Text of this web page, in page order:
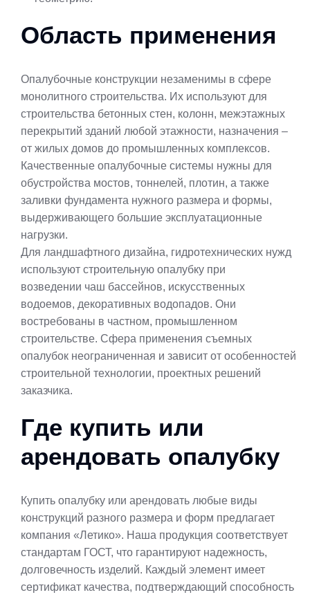
Область применения
Опалубочные конструкции незаменимы в сфере
монолитного строительства. Их используют для
строительства бетонных стен, колонн, межэтажных
перекрытий зданий любой этажности, назначения –
от жилых домов до промышленных комплексов.
Качественные опалубочные системы нужны для
обустройства мостов, тоннелей, плотин, а также
заливки фундамента нужного размера и формы,
выдерживающего большие эксплуатационные
нагрузки.
Для ландшафтного дизайна, гидротехнических нужд
используют строительную опалубку при
возведении чаш бассейнов, искусственных
водоемов, декоративных водопадов. Они
востребованы в частном, промышленном
строительстве. Сфера применения съемных
опалубок неограниченная и зависит от особенностей
строительной технологии, проектных решений
заказчика.
Где купить или
арендовать опалубку
Купить опалубку или арендовать любые виды
конструкций разного размера и форм предлагает
компания «Летико». Наша продукция соответствует
стандартам ГОСТ, что гарантируют надежность,
долговечность изделий. Каждый элемент имеет
сертификат качества, подтверждающий способность